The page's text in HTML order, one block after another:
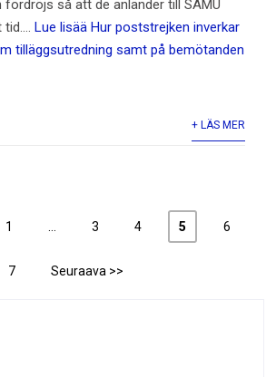
så att de anländer till SAMU
tid.…Lue lisää Hur poststrejken inverkar
tilläggsutredning samt på bemötanden
+ LÄS MER
1 3 4 5 6
7 Seuraava >>